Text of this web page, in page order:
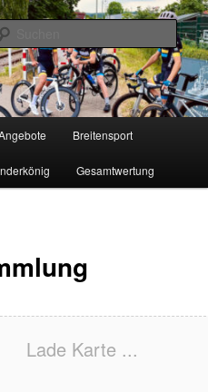
Breitensport
Gesamtwertung
Lade Karte ...